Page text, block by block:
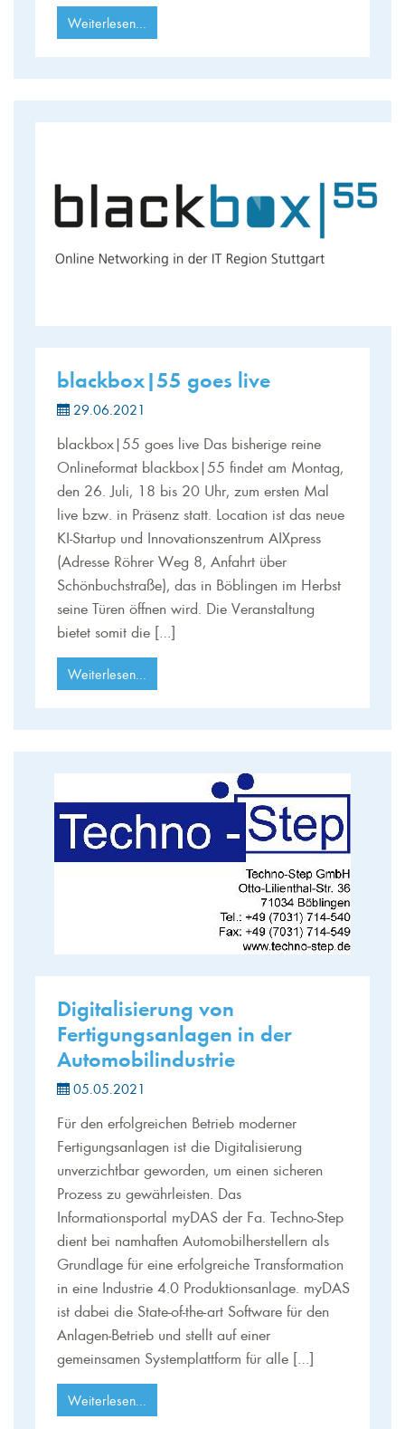
Weiterlesen...
blackbox|55 goes live
29.06.2021
blackbox|55 goes live Das bisherige reine
Onlineformat blackbox|55 findet am Montag,
den 26. Juli, 18 bis 20 Uhr, zum ersten Mal
live bzw. in Präsenz statt. Location ist das neue
KI-Startup und Innovationszentrum AIXpress
(Adresse Röhrer Weg 8, Anfahrt über
Schönbuchstraße), das in Böblingen im Herbst
seine Türen öffnen wird. Die Veranstaltung
bietet somit die […]
Weiterlesen...
Digitalisierung von
Fertigungsanlagen in der
Automobilindustrie
05.05.2021
Für den erfolgreichen Betrieb moderner
Fertigungsanlagen ist die Digitalisierung
unverzichtbar geworden, um einen sicheren
Prozess zu gewährleisten. Das
Informationsportal myDAS der Fa. Techno-Step
dient bei namhaften Automobilherstellern als
Grundlage für eine erfolgreiche Transformation
in eine Industrie 4.0 Produktionsanlage. myDAS
ist dabei die State-of-the-art Software für den
Anlagen-Betrieb und stellt auf einer
gemeinsamen Systemplattform für alle […]
Weiterlesen...